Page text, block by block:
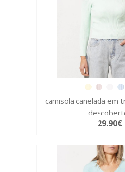
camisola canelada em
29.90€